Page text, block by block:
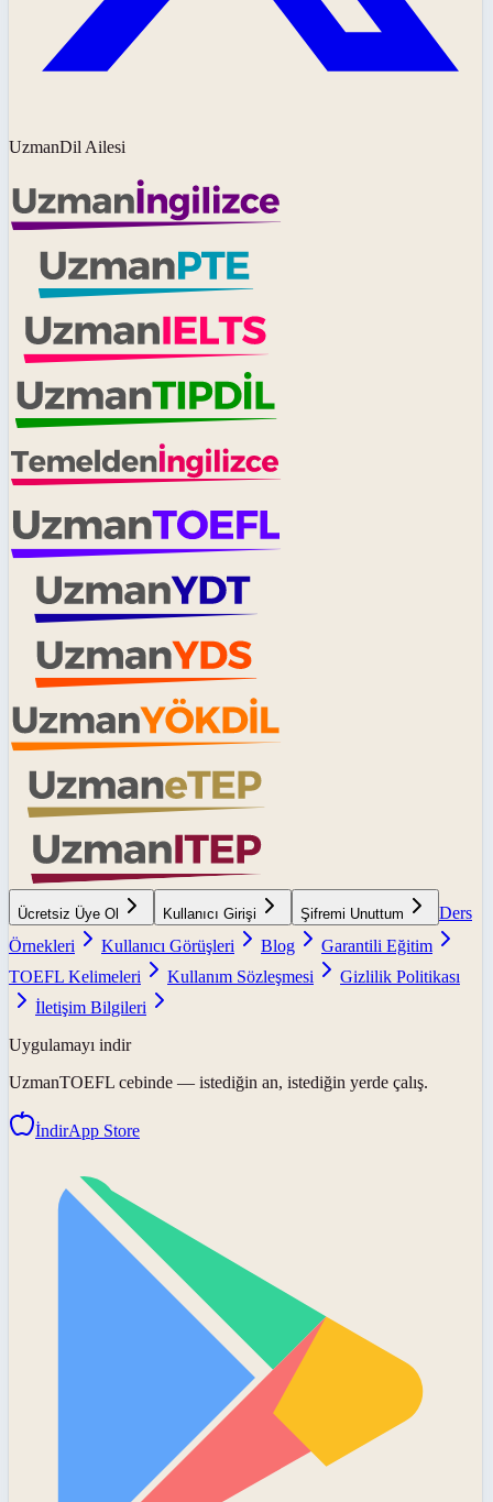
UzmanDil Ailesi
Ücretsiz Üye Ol Kullanıcı Girişi Şifremi Unuttum
Ders
Örnekleri
Kullanıcı Görüşleri Blog
Garantili Eğitim
TOEFL Kelimeleri
Kullanım Sözleşmesi
Gizlilik Politikası
İletişim Bilgileri
Uygulamayı indir
UzmanTOEFL cebinde — istediğin an, istediğin yerde çalış.
İndirApp Store